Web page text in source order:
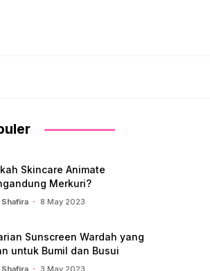
Skincare Animate
Merkuri?
Shafira 8 May 2023
Sunscreen Wardah yang
untuk Bumil dan Busui
Shafira 3 May 2023